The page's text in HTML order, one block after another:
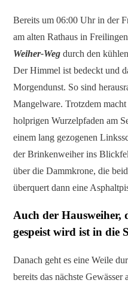
Bereits um 06:00 Uhr in der
am alten Rathaus in
Weiher-Weg durch den
Der Himmel ist bedeckt und
Morgendunst. So sind
Mangelware. Trotzdem
holprigen Wurzelpfaden am
einem lang gezogenen
der Brinkenweiher ins
über die Dammkrone, die
überquert dann eine
Auch der Hausweiher,
gespeist wird ist in die
Danach geht es eine Weile
bereits das nächste